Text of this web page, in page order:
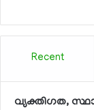
Recent
വ്യക്തിഗത,